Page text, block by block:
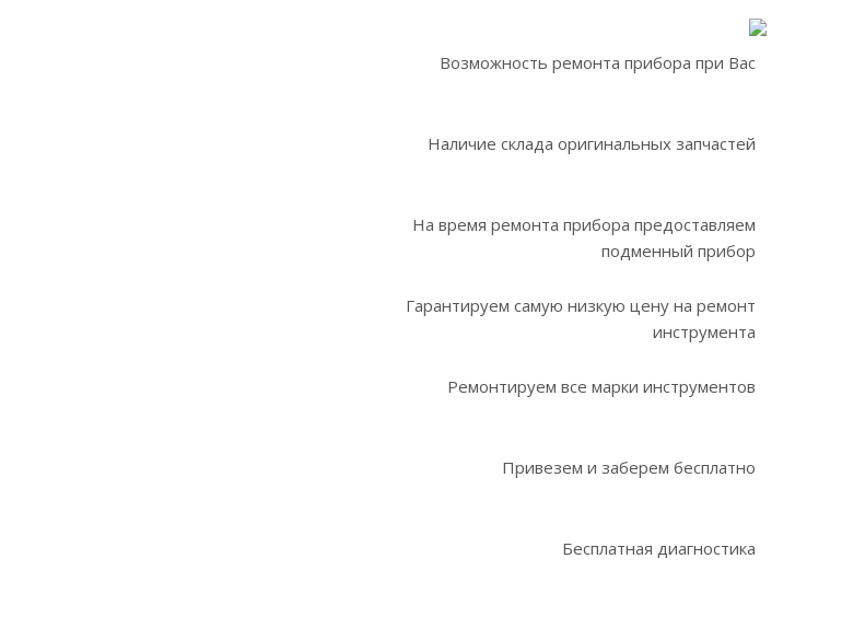
Возможность ремонта прибора при Вас
Наличие склада оригинальных запчастей
На время ремонта прибора предоставляем
подменный прибор
Гарантируем самую низкую цену на ремонт
инструмента
Ремонтируем все марки инструментов
Привезем и заберем бесплатно
Бесплатная диагностика